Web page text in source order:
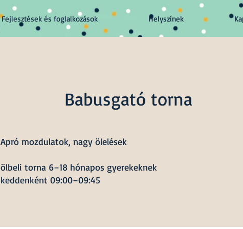
Fejlesztések és foglalkozások Helyszínek
Babusgató torna
Apró mozdulatok, nagy ölelések
ölbeli torna 6–18 hónapos gyerekeknek
keddenként 09:00–09:45